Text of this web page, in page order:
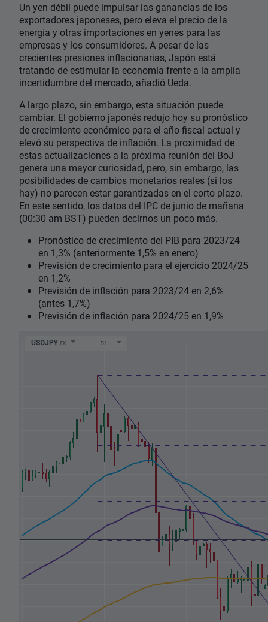
Un yen débil puede impulsar las ganancias de los
exportadores japoneses, pero eleva el precio de la
energía y otras importaciones en yenes para las
empresas y los consumidores. A pesar de las
crecientes presiones inflacionarias, Japón está
tratando de estimular la economía frente a la amplia
incertidumbre del mercado, añadió Ueda.
A largo plazo, sin embargo, esta situación puede
cambiar. El gobierno japonés redujo hoy su pronóstico
de crecimiento económico para el año fiscal actual y
elevó su perspectiva de inflación. La proximidad de
estas actualizaciones a la próxima reunión del BoJ
genera una mayor curiosidad, pero, sin embargo, las
posibilidades de cambios monetarios reales (si los
hay) no parecen estar garantizadas en el corto plazo.
En este sentido, los datos del IPC de junio de mañana
(00:30 am BST) pueden decirnos un poco más.
Pronóstico de crecimiento del PIB para 2023/24
en 1,3% (anteriormente 1,5% en enero)
Previsión de crecimiento para el ejercicio 2024/25
en 1,2%
Previsión de inflación para 2023/24 en 2,6%
(antes 1,7%)
Previsión de inflación para 2024/25 en 1,9%